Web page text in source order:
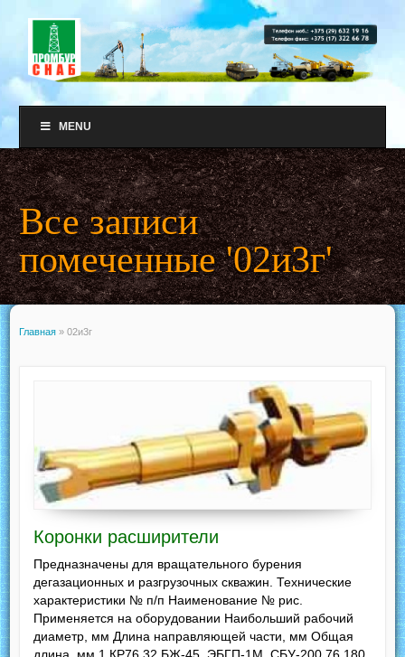
MENU
Все записи
помеченные '02и3г'
Главная » 02и3г
Коронки расширители
Предназначены для вращательного бурения
дегазационных и разгрузочных скважин. Технические
характеристики № п/п Наименование № рис.
Применяется на оборудовании Наибольший рабочий
диаметр, мм Длина направляющей части, мм Общая
длина, мм 1 КР76 32 БЖ-45, ЭБГП-1М, СБУ-200 76 180